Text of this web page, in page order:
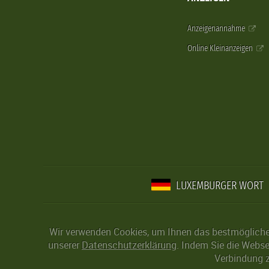
Anzeigenannahme
Online Kleinanzeigen
LUXEMBURGER WORT
Wir verwenden Cookies, um Ihnen das
unserer Datenschutzerklärung. Indem Sie die
Verbindung